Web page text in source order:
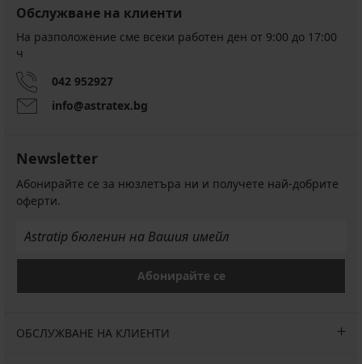
Обслужване на клиенти
На разположение сме всеки работен ден от 9:00 до 17:00
ч
042 952927
info@astratex.bg
Newsletter
Абонирайте се за нюзлетъра ни и получете най-добрите
оферти.
Абонирайте се
ОБСЛУЖВАНЕ НА КЛИЕНТИ